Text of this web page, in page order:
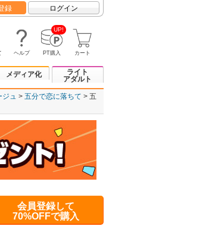
録 ログイン
ヘルプ
UP!
PT購入 カート
メディア化
ライト
アダルト
ジュ 五分で恋に落ちて
五
会員登録して
70%OFFで購入